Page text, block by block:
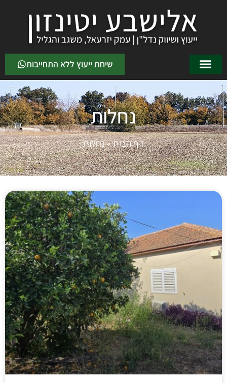
שיחת ייעוץ ללא התחייבות
נחלות
דף הבית»נחלות